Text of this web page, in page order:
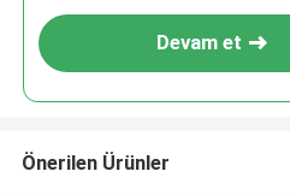
Devam et
Önerilen Ürünler